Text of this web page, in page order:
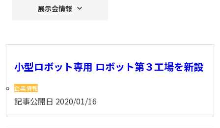
展示会情報
小型ロボット専用 ロボット第３工場を新設
企業情報
記事公開日 2020/01/16